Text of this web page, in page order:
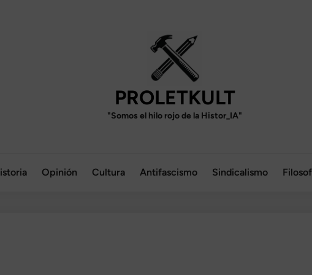
PROLETKULT
"Somos el hilo rojo de la Histor_IA"
Opinión Cultura Antifascismo Sindicalismo